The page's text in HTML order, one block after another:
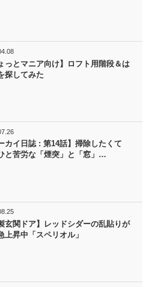
っとマニア向け】ロフト用階段＆は
探してみた
カイ日誌 : 第14話】掃除したくて
と苦労な「煙突」と「窓」…
玄関ドア】レッドシダーの乱貼りが
上昇中「スペリオル」